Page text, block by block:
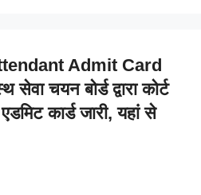
Admit Card
चयन बोर्ड द्वारा कोर्ट
कार्ड जारी, यहां से